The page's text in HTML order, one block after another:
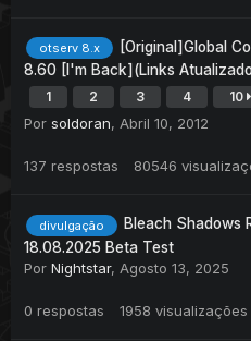
otserv 8.x
[Original]Global
8.60 [I'm Back](Links
1 2 3 4 10
Por soldoran, Abril 10, 2012
137 respostas 80546
divulgação
Bleach Shadows
18.08.2025 Beta Test
Por Nightstar, Agosto 13, 2025
0 respostas 1958 visualizações